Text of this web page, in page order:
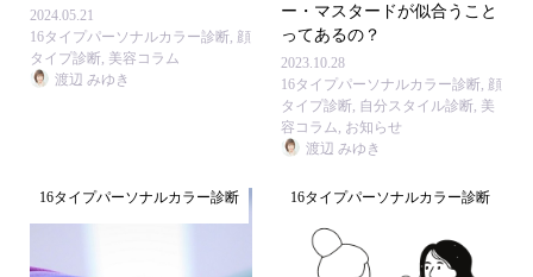
2024.05.21
16タイプパーソナルカラー診断, 顔
タイプ診断, 美容コラム
渡辺 みゆき
ー・マスタードが似合うこと
ってあるの？
2023.10.28
16タイプパーソナルカラー診断 顔
タイプ診断 自分スタイル診断 美
容コラム
お知らせ
渡辺 みゆき
16タイプパーソナルカラー診断 16タイプパーソナルカラー診断